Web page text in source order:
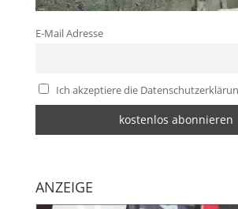
E-Mail Adresse
Ich akzeptiere die
ANZEIGE